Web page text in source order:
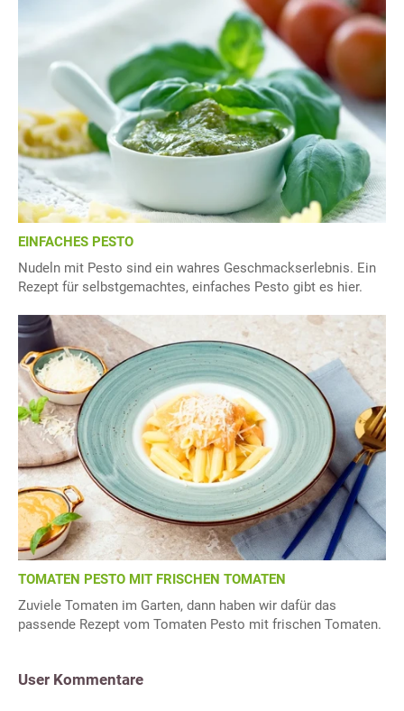
EINFACHES PESTO
Nudeln mit Pesto sind ein wahres Geschmackserlebnis. Ein
Rezept für selbstgemachtes, einfaches Pesto gibt es hier.
TOMATEN PESTO MIT FRISCHEN TOMATEN
Zuviele Tomaten im Garten, dann haben wir dafür das
passende Rezept vom Tomaten Pesto mit frischen Tomaten.
User Kommentare